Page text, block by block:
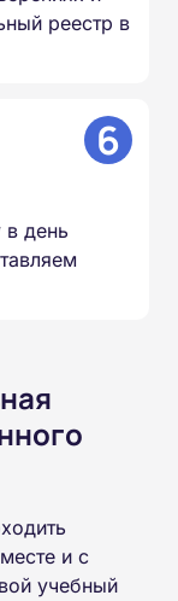
реестр в
6
в день
и с
учебный